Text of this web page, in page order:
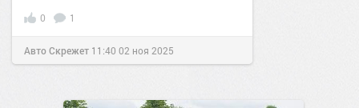
0 1
Авто Скрежет 11:40 02 ноя 2025